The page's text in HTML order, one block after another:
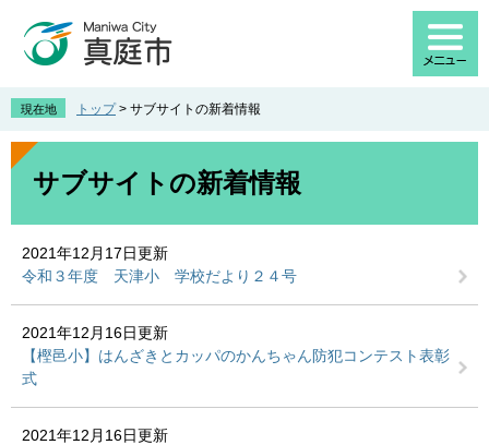
先
す
を
し
現在地 トップ > サブサイトの新着情報
本
サブサイトの新着情報
2021年12月17日更新
令和３年度 天津小 学校だより２４号
2021年12月16日更新
【樫邑小】はんざきとカッパのかんちゃん防犯コンテスト表彰
式
2021年12月16日更新